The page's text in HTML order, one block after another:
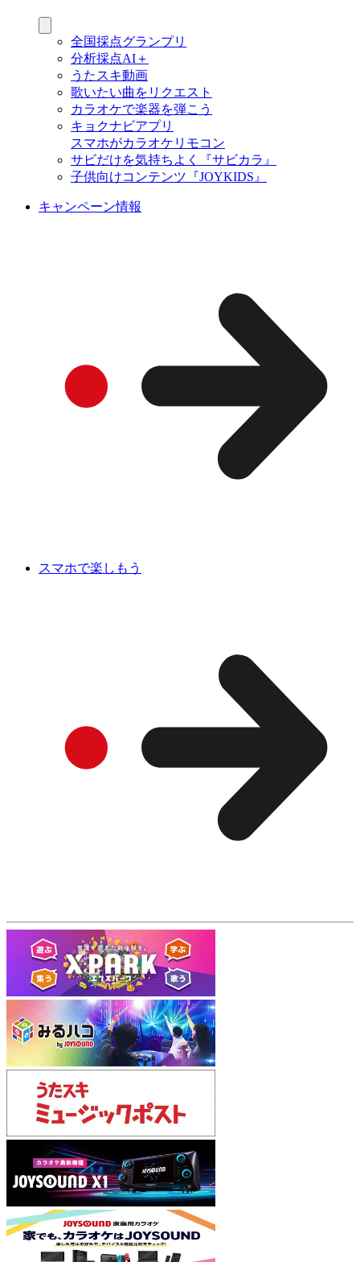
全国採点グランプリ
分析採点AI＋
うたスキ動画
歌いたい曲をリクエスト
カラオケで楽器を弾こう
キョクナビアプリ
スマホがカラオケリモコン
サビだけを気持ちよく『サビカラ』
子供向けコンテンツ『JOYKIDS』
キャンペーン情報
スマホで楽しもう